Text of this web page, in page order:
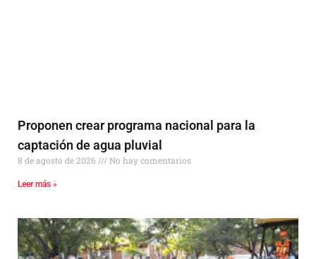
Proponen crear programa nacional para la
captación de agua pluvial
8 de agosto de 2026 No hay comentarios
Leer más »